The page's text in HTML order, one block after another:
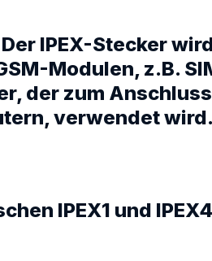
IPEX-Stecker
Modulen, z.B.
der zum
verwendet wird.
IPEX1 und